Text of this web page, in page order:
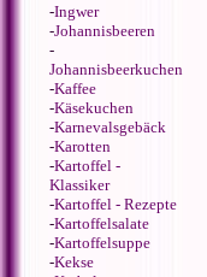
-Ingwer
-Johannisbeeren
-
Johannisbeerkuchen
-Kaffee
-Käsekuchen
-Karnevalsgebäck
-Karotten
-Kartoffel -
Klassiker
-Kartoffel - Rezepte
-Kartoffelsalate
-Kartoffelsuppe
-Kekse